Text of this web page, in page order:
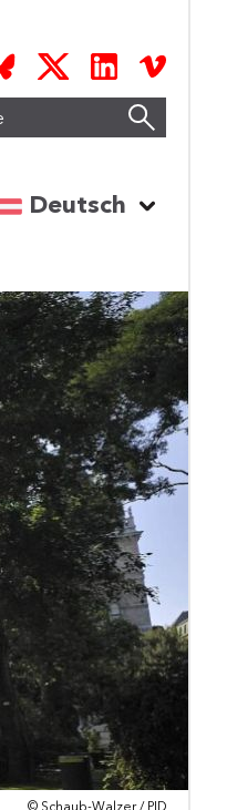
Sprache
Deutsch
© Schaub-Walzer / PID